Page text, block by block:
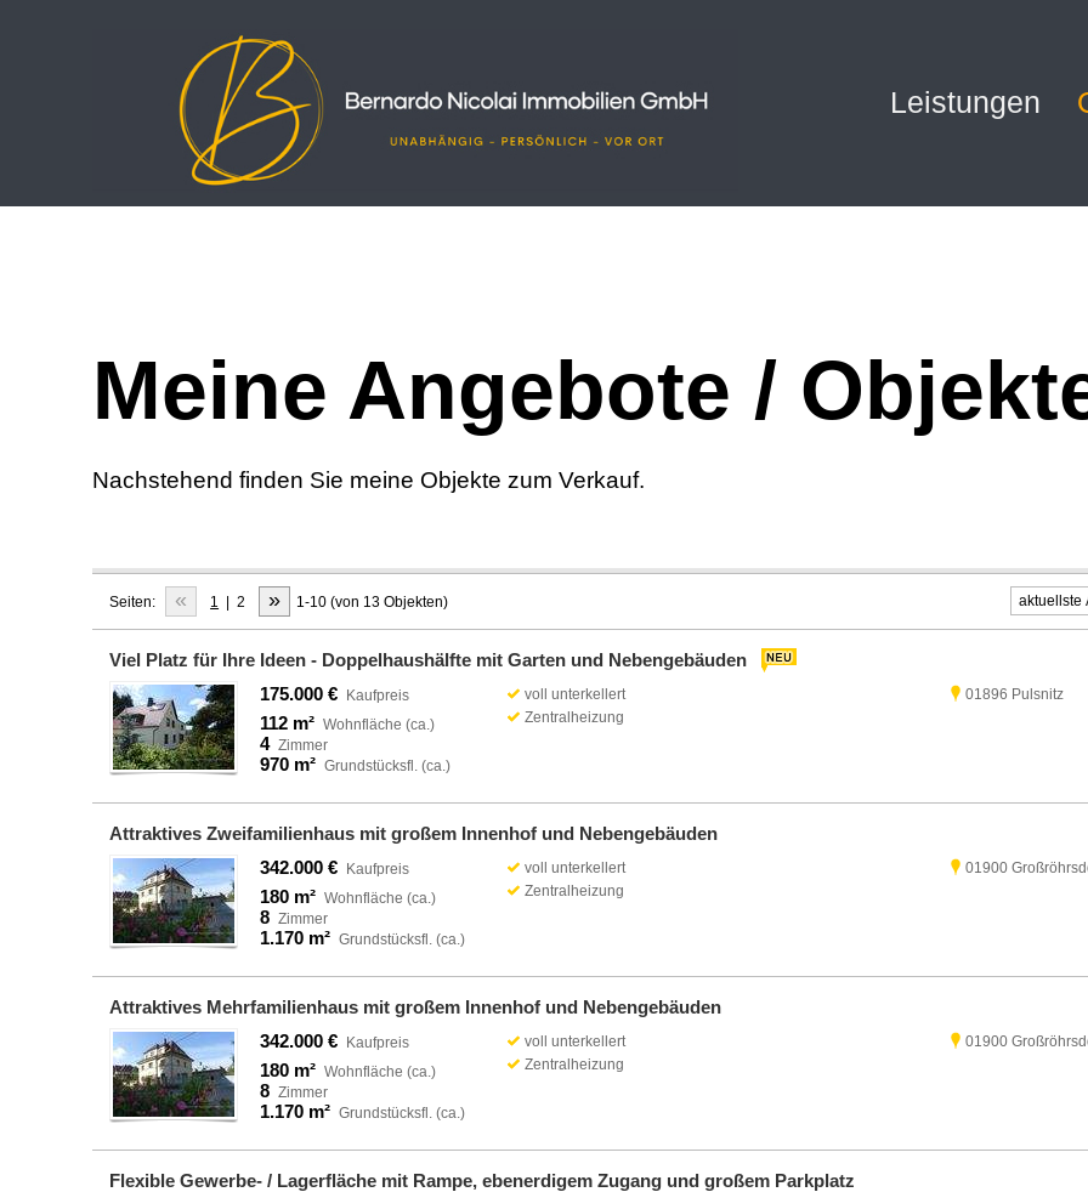
Leistungen
Meine Angebote /
Nachstehend finden Sie meine Objekte zum Verkauf.
Seiten: « 1 |2 » 1-10 (von 13 Objekten)
Viel Platz für Ihre Ideen - Doppelhaushälfte mit Garten und Nebengebäuden
175.000 € Kaufpreis
112 m² Wohnfläche (ca.)
4 Zimmer
970 m² Grundstücksfl. (ca.)
voll unterkellert
Zentralheizung
01896 Pulsnitz
Attraktives Zweifamilienhaus mit großem Innenhof und Nebengebäuden
342.000 € Kaufpreis
180 m² Wohnfläche (ca.)
8 Zimmer
1.170 m² Grundstücksfl. (ca.)
voll unterkellert
Zentralheizung
01900
Attraktives Mehrfamilienhaus mit großem Innenhof und Nebengebäuden
342.000 € Kaufpreis
180 m² Wohnfläche (ca.)
8 Zimmer
1.170 m² Grundstücksfl. (ca.)
voll unterkellert
Zentralheizung
01900
Flexible Gewerbe- / Lagerfläche mit Rampe, ebenerdigem Zugang und großem Parkplatz